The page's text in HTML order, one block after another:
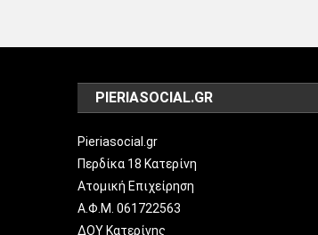
PIERIASOCIAL.GR
Pieriasocial.gr
Περδίκα 18 Κατερίνη
Ατομική Επιχείρηση
Α.Φ.Μ. 061722563
ΔΟΥ Κατερίνης